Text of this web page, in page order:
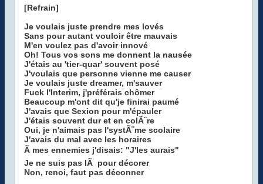
[Refrain]
Je voulais juste prendre mes lovés
Sans pour autant vouloir être mauvais
M'en voulez pas d'avoir innové
Oh! Tous vos sons me donnent la nausée
J'étais au 'tier-quar' souvent posé
J'voulais que personne vienne me causer
Je voulais juste dreamer, m'sauver
Fuck l'Interim, j'préférais chômer
Beaucoup m'ont dit qu'je finirai paumé
J'avais que Sexion pour m'épauler
J'étais souvent dur et en colÃ¨re
Oui, je n'aimais pas l'systÃ¨me scolaire
J'avais du mal avec les horaires
Ã mes ennemies j'disais: "J'les aurais"
Je ne suis pas lÃ pour décorer
Non, renoi, faut pas déconner